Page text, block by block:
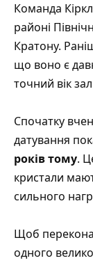
Команда
районі
Кратону.
що воно є
точний вік
Спочатку
датування
років тому.
кристали
сильного
Щоб
одного